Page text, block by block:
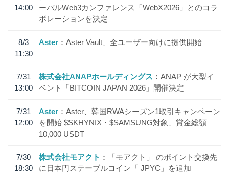
14:00
ーバルWeb3カンファレンス「WebX2026」とのコラ
ボレーションを決定
8/3
11:30
Aster Aster Vault、全ユーザー向けに提供開始
7/31
13:00
株式会社ANAPホールディングス
ANAP が大型イ
ベント「BITCOIN JAPAN 2026」開催決定
7/31
12:00
Aster
Aster、韓国RWAシーズン1取引キャンペーン
を開始 $SKHYNIX・$SAMSUNG対象、賞金総額
10,000 USDT
7/30
18:30
株式会社モアクト
「モアクト」 のポイント交換先
に日本円ステーブルコイン「 JPYC」を追加